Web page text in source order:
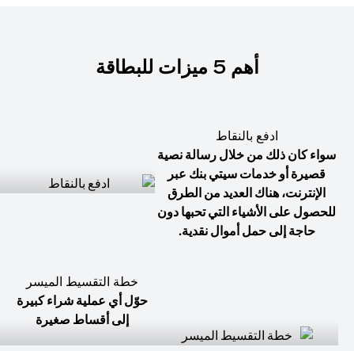
أهم 5 ميزات للبطاقة
ادفع بالنقاط
سواء كان ذلك من خلال رسالة نصية
قصيرة أو خدمات سيتي بنك عبر
الإنترنت، هناك العديد من الطرق
للحصول على الأشياء التي تحبها دون
حاجة إلى حمل أموال نقدية.
خطة التقسيط الميسر
حوّل أي عملية شراء كبيرة
إلى أقساط صغيرة